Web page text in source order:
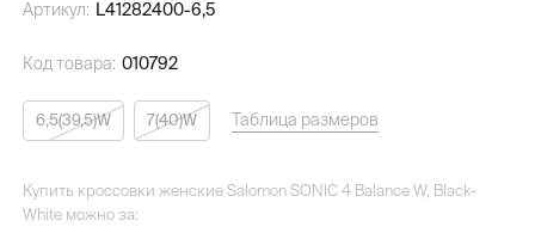
Артикул: L41282400-6,5
Код товара: 010792
6,5(39,5)W 7(40)W Таблица размеров
Купить кроссовки женские Salomon SONIC 4 Balance W, Black-
White можно за: